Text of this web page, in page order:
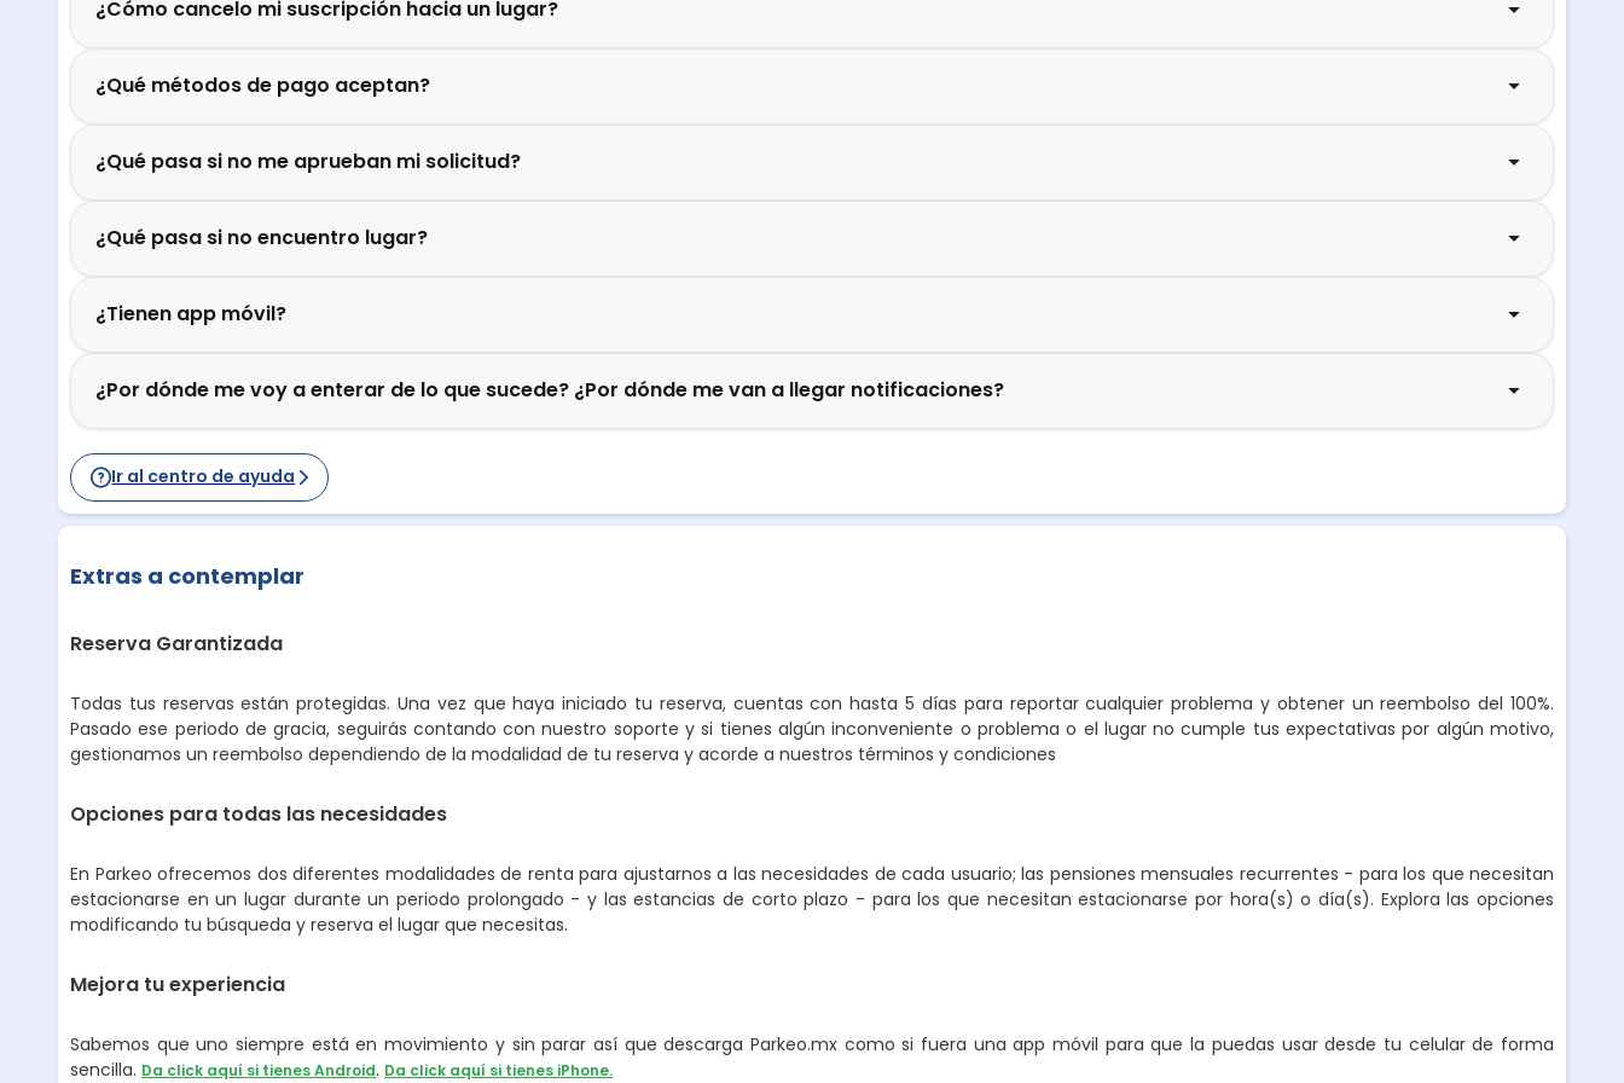
¿Cómo cancelo mi suscripción hacia un lugar?
¿Qué métodos de pago aceptan?
¿Qué pasa si no me aprueban mi solicitud?
¿Qué pasa si no encuentro lugar?
¿Tienen app móvil?
¿Por dónde me voy a enterar de lo que sucede? ¿Por dónde me van a llegar notificaciones?
Ir al centro de ayuda
Extras a contemplar
Reserva Garantizada
Todas tus reservas están protegidas. Una vez que haya iniciado tu reserva, cuentas con hasta 5 días para reportar cualquier problema y obtener un reembolso del 100%.
Pasado ese periodo de gracia, seguirás contando con nuestro soporte y si tienes algún inconveniente o problema o el lugar no cumple tus expectativas por algún motivo,
gestionamos un reembolso dependiendo de la modalidad de tu reserva y acorde a nuestros términos y condiciones
Opciones para todas las necesidades
En Parkeo ofrecemos dos diferentes modalidades de renta para ajustarnos a las necesidades de cada usuario; las pensiones mensuales recurrentes - para los que necesitan
estacionarse en un lugar durante un periodo prolongado - y las estancias de corto plazo - para los que necesitan estacionarse por hora(s) o día(s). Explora las opciones
modificando tu búsqueda y reserva el lugar que necesitas.
Mejora tu experiencia
Sabemos que uno siempre está en movimiento y sin parar así que descarga Parkeo.mx como si fuera una app móvil para que la puedas usar desde tu celular de forma
sencilla. Da click aquí si tienes Android. Da click aquí si tienes iPhone.